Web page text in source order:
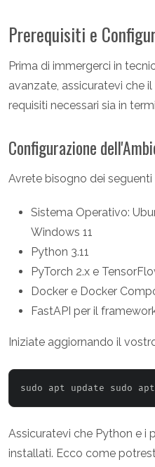
Prerequisiti e
Prima di immergerci in
avanzate, assicuratevi che
requisiti necessari sia in
Configurazione
Avrete bisogno dei
Sistema Operativo:
Windows 11
Python 3.11
PyTorch 2.x e
Docker e Docker
FastAPI per il
Iniziate aggiornando il
sudo apt update sudo
Assicuratevi che Python e i
installati. Ecco come